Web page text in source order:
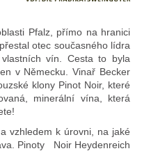
Pfalz, přímo na hranici
otec současného lídra
vín. Cesta to byla
v Německu. Vinař Becker
klony Pinot Noir, které
minerální vína, která
vzhledem k úrovni, na jaké
Pinoty Noir Heydenreich